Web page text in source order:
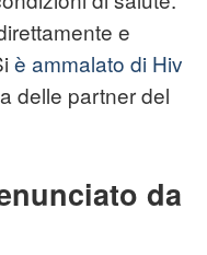
e
è ammalato di Hiv
delle partner del
da